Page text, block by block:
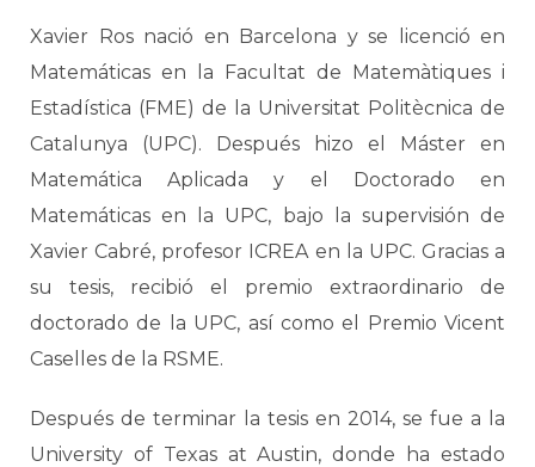
Xavier Ros nació en Barcelona y se licenció en
Matemáticas en la Facultat de Matemàtiques i
Estadística (FME) de la Universitat Politècnica de
Catalunya (UPC). Después hizo el Máster en
Matemática Aplicada y el Doctorado en
Matemáticas en la UPC, bajo la supervisión de
Xavier Cabré, profesor ICREA en la UPC. Gracias a
su tesis, recibió el premio extraordinario de
doctorado de la UPC, así como el Premio Vicent
Caselles de la RSME.
Después de terminar la tesis en 2014, se fue a la
University of Texas at Austin, donde ha estado